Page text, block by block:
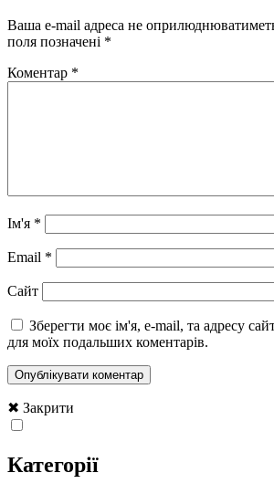
Ваша e-mail адреса не
поля позначені *
Коментар *
Ім'я *
Email *
Сайт
Зберегти моє ім'я, e-mail, та адресу
для моїх подальших коментарів.
✖ Закрити
Категорії